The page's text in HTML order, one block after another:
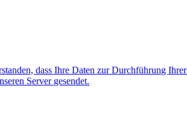
dass Ihre Daten zur Durchführung
Server gesendet.